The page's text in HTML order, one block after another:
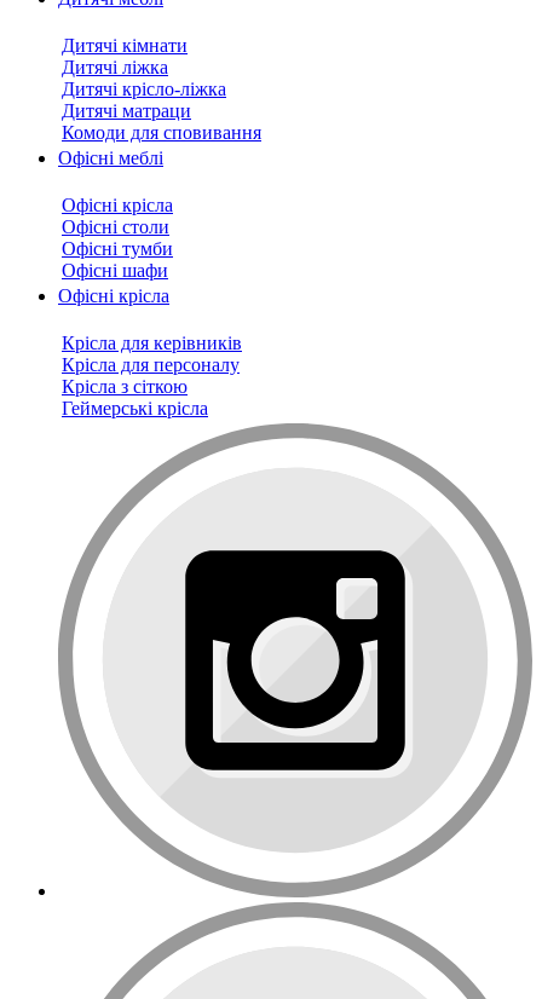
Дитячі кімнати
Дитячі ліжка
Дитячі крісло-ліжка
Дитячі матраци
Комоди для сповивання
Офісні меблі
Офісні крісла
Офісні столи
Офісні тумби
Офісні шафи
Офісні крісла
Крісла для керівників
Крісла для персоналу
Крісла з сіткою
Геймерські крісла